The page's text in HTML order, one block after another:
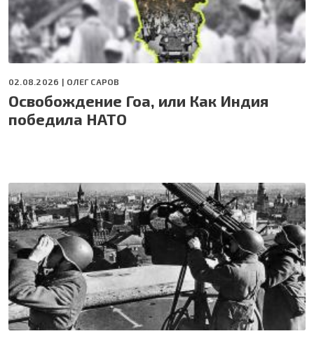
02.08.2026 | ОЛЕГ САРОВ
Освобождение Гоа, или Как Индия
победила НАТО